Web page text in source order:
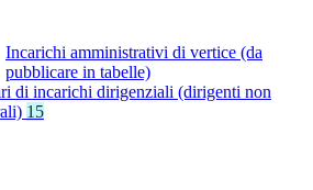
Incarichi amministrativi di vertice (da
pubblicare in tabelle)
di incarichi dirigenziali (dirigenti non
15